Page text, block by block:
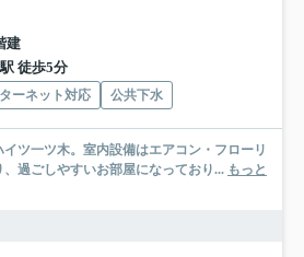
建
徒歩5分
ーネット対応 公共下水
ツ一ツ木。室内設備はエアコン・フローリ
過ごしやすいお部屋になっており... もっと